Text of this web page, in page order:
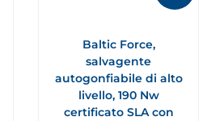
Baltic Force,
salvagente
autogonfiabile di alto
livello, 190 Nw
certificato SLA con